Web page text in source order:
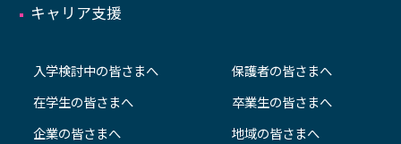
キャリア支援
入学検討中の皆さまへ
在学生の皆さまへ
企業の皆さまへ
保護者の皆さまへ
卒業生の皆さまへ
地域の皆さまへ